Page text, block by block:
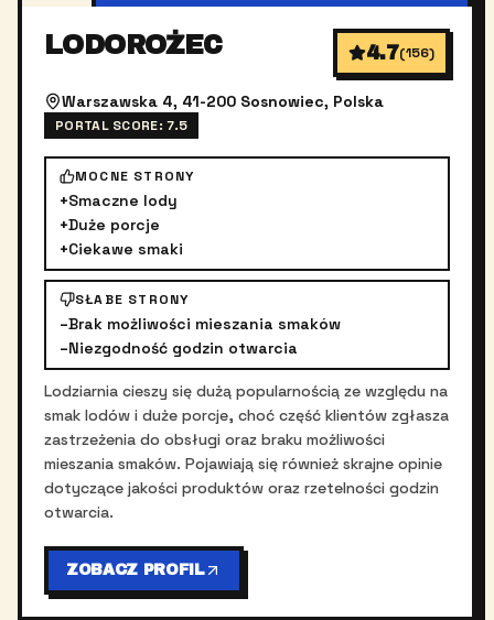
LODOROŻEC 4.7(156)
Warszawska 4, 41-200 Sosnowiec, Polska
PORTAL SCORE:7.5
MOCNE STRONY
+Smaczne lody
+Duże porcje
+Ciekawe smaki
SŁABE STRONY
–Brak możliwości mieszania smaków
–Niezgodność godzin otwarcia
Lodziarnia cieszy się dużą popularnością ze względu na
smak lodów i duże porcje, choć część klientów zgłasza
zastrzeżenia do obsługi oraz braku możliwości
mieszania smaków. Pojawiają się również skrajne opinie
dotyczące jakości produktów oraz rzetelności godzin
otwarcia.
ZOBACZ PROFIL